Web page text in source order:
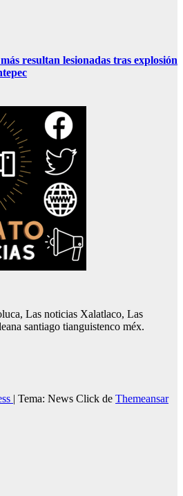
resultan lesionadas tras explosión
Las noticias Xalatlaco, Las
santiago tianguistenco méx.
| Tema: News Click de Themeansar